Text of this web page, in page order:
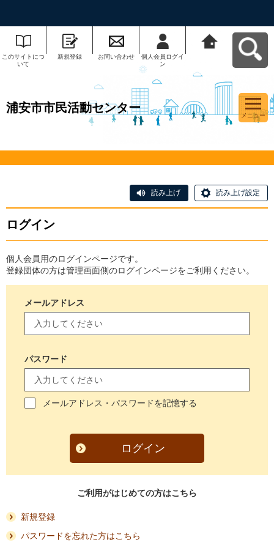
このサイトにつ
いて
新規登録 お問い合わせ
個人会員ログイ
ン
浦安市市民活動センター
メニュー
読み上げ 読み上げ設定
ログイン
個人会員用のログインページです。
登録団体の方は管理画面側のログインページをご利用ください。
メールアドレス
パスワード
メールアドレス・パスワードを記憶する
ログイン
ご利用がはじめての方はこちら
新規登録
パスワードを忘れた方はこちら